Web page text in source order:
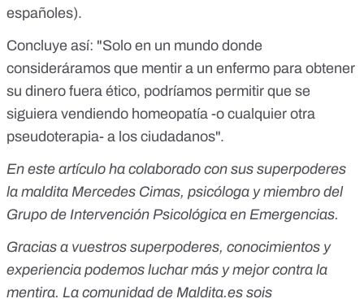
españoles).
Concluye así: "Solo en un mundo donde
consideráramos que mentir a un enfermo para obtener
su dinero fuera ético, podríamos permitir que se
siguiera vendiendo homeopatía -o cualquier otra
pseudoterapia- a los ciudadanos".
En este artículo ha colaborado con sus superpoderes
la maldita Mercedes Cimas, psicóloga y miembro del
Grupo de Intervención Psicológica en Emergencias.
Gracias a vuestros superpoderes, conocimientos y
experiencia podemos luchar más y mejor contra la
mentira. La comunidad de Maldita.es sois